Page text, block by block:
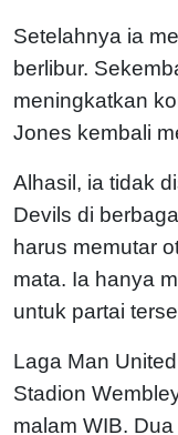
Setelahnya ia
berlibur.
meningkatkan
Jones kembali
Alhasil, ia tidak
Devils di
harus memutar
mata. Ia hanya
untuk partai
Laga Man
Stadion
malam WIB.